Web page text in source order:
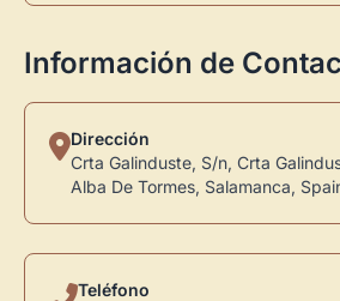
Información de
Dirección
Crta Galinduste, S/n, Crta
Alba De Tormes, Salamanca,
Teléfono